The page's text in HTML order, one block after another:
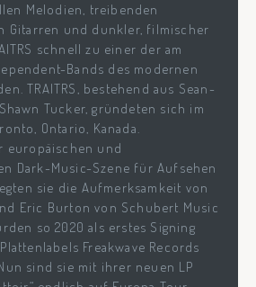
Melodien, treibenden
Gitarren und dunkler, filmischer
schnell zu einer der am
Bands des modernen
TRAITRS, bestehend aus Sean-
Tucker, gründeten sich im
Ontario, Kanada.
europäischen und
Dark-Music-Szene für Aufsehen
sie die Aufmerksamkeit von
Eric Burton von Schubert Music
so 2020 als erstes Signing
Freakwave Records
sind sie mit ihrer neuen LP